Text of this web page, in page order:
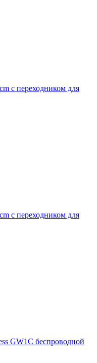
с переходником для
с переходником для
GW1C беспроводной